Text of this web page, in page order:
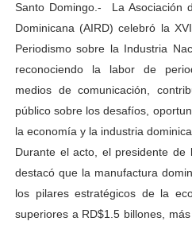
Santo Domingo.- La Asociación
Dominicana (AIRD) celebró la
Periodismo sobre la Industria
reconociendo la labor de
medios de comunicación,
público sobre los desafíos,
la economía y la industria
Durante el acto, el presidente de
destacó que la manufactura
los pilares estratégicos de la
superiores a RD$1.5 billones,